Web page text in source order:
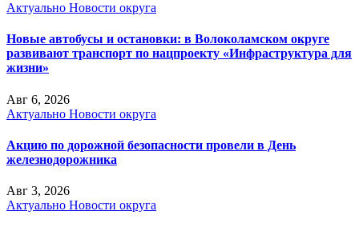
Актуально Новости округа
Новые автобусы и остановки: в Волоколамском округе
развивают транспорт по нацпроекту «Инфраструктура для
жизни»
Авг 6, 2026
Актуально Новости округа
Акцию по дорожной безопасности провели в День
железнодорожника
Авг 3, 2026
Актуально Новости округа